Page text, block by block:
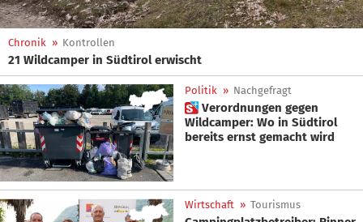
Chronik » Kontrollen
21 Wildcamper in Südtirol erwischt
Politik » Nachgefragt
 Verordnungen gegen
Wildcamper: Wo in Südtirol
bereits ernst gemacht wird
Wirtschaft » Tourismus